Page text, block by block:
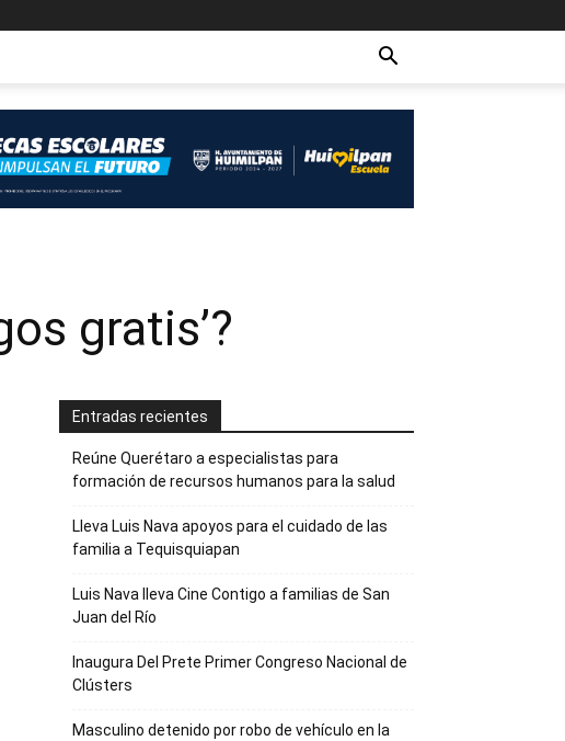
gratis’?
Entradas recientes
Reúne Querétaro a especialistas para
formación de recursos humanos para la salud
Lleva Luis Nava apoyos para el cuidado de las
familia a Tequisquiapan
Luis Nava lleva Cine Contigo a familias de San
Juan del Río
Inaugura Del Prete Primer Congreso Nacional de
Clústers
Masculino detenido por robo de vehículo en la